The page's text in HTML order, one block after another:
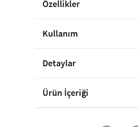
Özellikler
Kullanım
Detaylar
Ürün İçeriği